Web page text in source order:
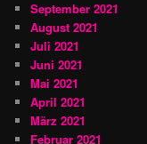
September 2021
August 2021
Juli 2021
Juni 2021
Mai 2021
April 2021
März 2021
Februar 2021